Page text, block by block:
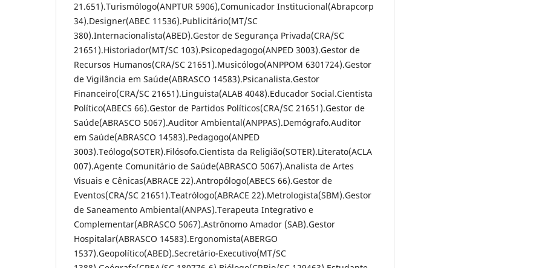
21.651).Turismólogo(ANPTUR 5906),Comunicador Institucional(Abrapcorp
34).Designer(ABEC 11536).Publicitário(MT/SC
380).Internacionalista(ABED).Gestor de Segurança Privada(CRA/SC
21651).Historiador(MT/SC 103).Psicopedagogo(ANPED 3003).Gestor de
Recursos Humanos(CRA/SC 21651).Musicólogo(ANPPOM 6301724).Gestor
de Vigilância em Saúde(ABRASCO 14583).Psicanalista.Gestor
Financeiro(CRA/SC 21651).Linguista(ALAB 4048).Educador Social.Cientista
Político(ABECS 66).Gestor de Partidos Políticos(CRA/SC 21651).Gestor de
Saúde(ABRASCO 5067).Auditor Ambiental(ANPPAS).Demógrafo.Auditor
em Saúde(ABRASCO 14583).Pedagogo(ANPED
3003).Teólogo(SOTER).Filósofo.Cientista da Religião(SOTER).Literato(ACLA
007).Agente Comunitário de Saúde(ABRASCO 5067).Analista de Artes
Visuais e Cênicas(ABRACE 22).Antropólogo(ABECS 66).Gestor de
Eventos(CRA/SC 21651).Teatrólogo(ABRACE 22).Metrologista(SBM).Gestor
de Saneamento Ambiental(ANPAS).Terapeuta Integrativo e
Complementar(ABRASCO 5067).Astrônomo Amador (SAB).Gestor
Hospitalar(ABRASCO 14583).Ergonomista(ABERGO
1537).Geopolítico(ABED).Secretário-Executivo(MT/SC